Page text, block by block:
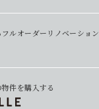
ルオーダーリノベーション
件を購入する